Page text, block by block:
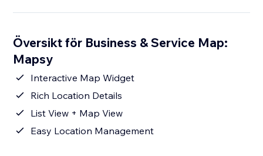
Översikt för Business & Service Map:
Mapsy
Interactive Map Widget
Rich Location Details
List View + Map View
Easy Location Management